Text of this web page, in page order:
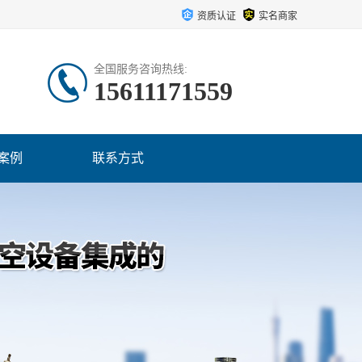
资质认证 实名商家
全国服务咨询热线:
15611171559
例 联系方式